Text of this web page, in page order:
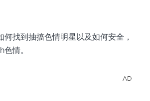
何找到抽搐色情明星以及如何安全，
情。
AD